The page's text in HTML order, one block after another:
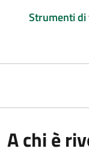
Strumenti
A chi è